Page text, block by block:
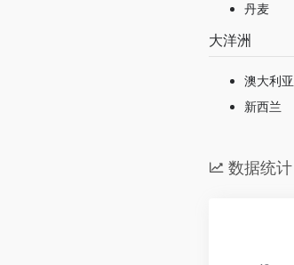
丹麦
大洋洲
澳大利亚
新西兰
数据统计